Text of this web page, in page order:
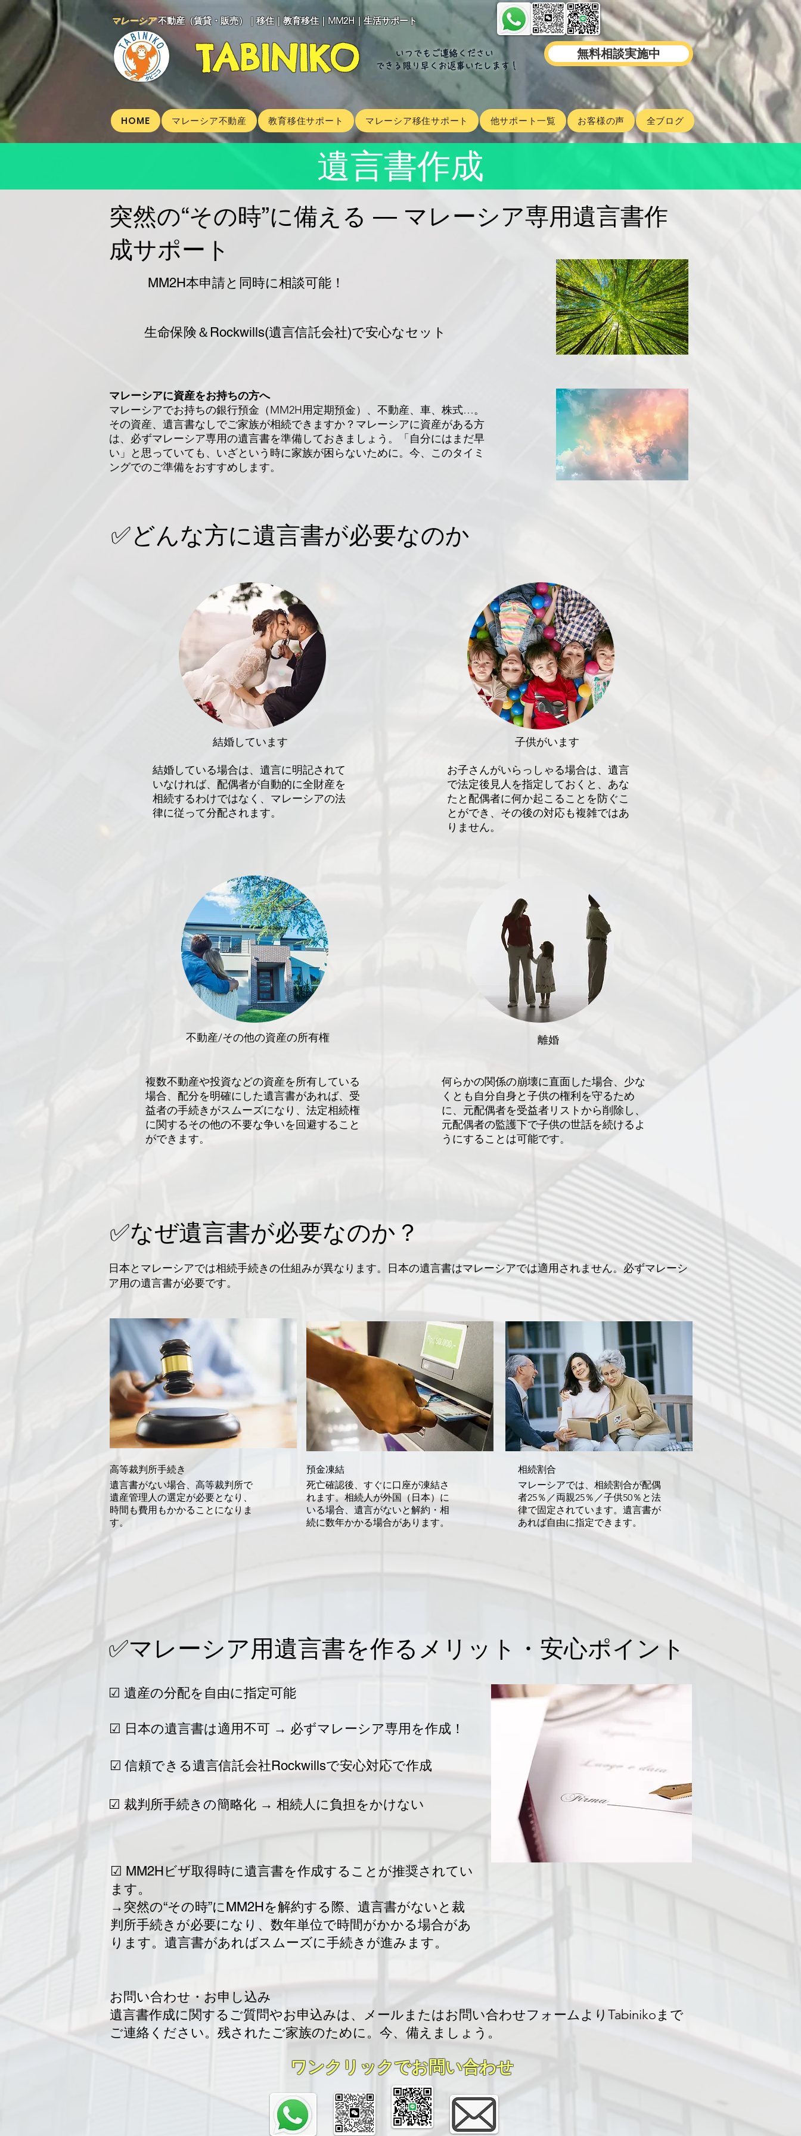
マレーシア不動産（賃貸・販売）｜移住｜教育移住｜MM2H｜生活サポート
TABINIKO
いつでもご連絡ください
できる限り早くお返事いたします​！
無料相談実施中
HOME マレーシア不動産 教育移住サポート マレーシア移住サポート 他サポート一覧 お客様の声 全ブログ
遺言書作成
突然の“その時”に備える — マレーシア専用遺言書作
成サポート
MM2H本申請と同時に相談可能！
生命保険＆Rockwills(遺言信託会社)で安心なセット
マレーシアに資産をお持ちの方へ
マレーシアでお持ちの銀行預金（MM2H用定期預金）、不動産、車、株式…。
その資産、遺言書なしでご家族が相続できますか？マレーシアに資産がある方
は、必ずマレーシア専用の遺言書を準備しておきましょう。「自分にはまだ早
い」と思っていても、いざという時に家族が困らないために。今、このタイミ
ングでのご準備をおすすめします。
✅どんな方に遺言書が必要なのか
結婚しています
結婚している場合は、遺言に明記されて
いなければ、配偶者が自動的に全財産を
相続するわけではなく、マレーシアの法
律に従って分配されます。
不動産/その他の資産の所有権
複数不動産や投資などの資産を所有している
場合、配分を明確にした遺言書があれば、受
益者の手続きがスムーズになり、法定相続権
に関するその他の不要な争いを回避すること
ができます。
子供がいます
お子さんがいらっしゃる場合は、遺言
で法定後見人を指定しておくと、あな
たと配偶者に何か起こることを防ぐこ
とができ、その後の対応も複雑ではあ
りません。
離婚
​何らかの関係の崩壊に直面した場合、少な
くとも自分自身と子供の権利を守るため
に、元配偶者を受益者リストから削除し、
元配偶者の監護下で子供の世話を続けるよ
うにすることは可能です。
✅なぜ遺言書が必要なのか？
日本とマレーシアでは相続手続きの仕組みが異なります。​日本の遺言書はマレーシアでは適用されません。必ずマレーシ
ア用の遺言書が必要です。
高等裁判所手続き
​​遺言書がない場合、高等裁判所で
遺産管理人の選定が必要となり、
時間も費用もかかることになりま
す。
預金凍結
死亡確認後、すぐに口座が凍結さ
れます。相続人が外国（日本）に
いる場合、遺言がないと解約・相
続に数年かかる場合があります。
相続割合
マレーシアでは、相続割合が配偶
者25％／両親25％／子供50％と法
律で固定されています。遺言書が
あれば自由に指定できます。
✅マレーシア用遺言書を作るメリット・安心ポイント
☑ 遺産の分配を自由に指定可能
☑ 日本の遺言書は適用不可 → 必ずマレーシア専用を作成！
☑ 信頼できる遺言信託会社Rockwillsで安心対応​で作成
☑ 裁判所手続きの簡略化 → 相続人に負担をかけない
☑ MM2Hビザ取得時に遺言書を作成することが推奨されてい
ます。
→突然の“その時”にMM2Hを解約する際、遺言書がないと裁
判所手続きが必要になり、数年単位で時間がかかる場合があ
ります。遺言書があればスムーズに手続きが進みます。
お問い合わせ・お申し込み
遺言書作成に関するご質問やお申込みは、メールまたはお問い合わせフォームよりTabinikoまで
ご連絡ください。残されたご家族のために。今、備えましょう。
ワンクリックでお問い合わせ